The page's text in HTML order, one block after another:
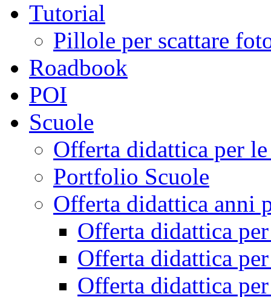
Tutorial
Pillole per scattare
Roadbook
POI
Scuole
Offerta didattica per
Portfolio Scuole
Offerta didattica anni
Offerta didattica
Offerta didattica
Offerta didattica